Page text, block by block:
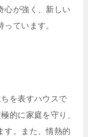
心が強く、新しい
ています。
を表すハウスで
的に家庭を守り、
す。また、情熱的